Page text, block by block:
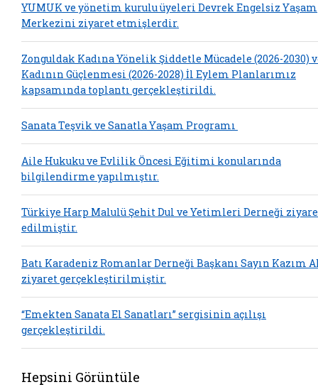
YUMUK ve yönetim kurulu üyeleri Devrek Engelsiz Yaşam
Merkezini ziyaret etmişlerdir.
Zonguldak Kadına Yönelik Şiddetle Mücadele (2026-2030)
Kadının Güçlenmesi (2026-2028) İl Eylem Planlarımız
kapsamında toplantı gerçekleştirildi.
Sanata Teşvik ve Sanatla Yaşam Programı
Aile Hukuku ve Evlilik Öncesi Eğitimi konularında
bilgilendirme yapılmıştır.
Türkiye Harp Malulü Şehit Dul ve Yetimleri Derneği
edilmiştir.
Batı Karadeniz Romanlar Derneği Başkanı Sayın Kazım
ziyaret gerçekleştirilmiştir.
“Emekten Sanata El Sanatları” sergisinin açılışı
gerçekleştirildi.
Hepsini Görüntüle